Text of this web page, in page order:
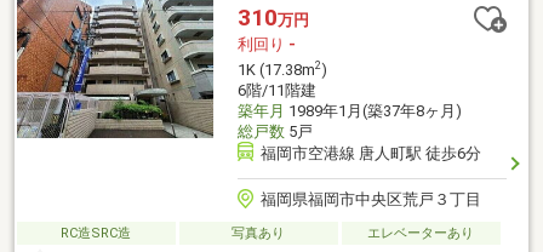
310万円
利回り -
1K (17.38m2)
6階/11階建
築年月 1989年1月(築37年8ヶ月)
総戸数5戸
福岡市空港線 唐人町駅 徒歩6分
福岡県福岡市中央区荒戸３丁目
RC造SRC造 写真あり エレベーターあり